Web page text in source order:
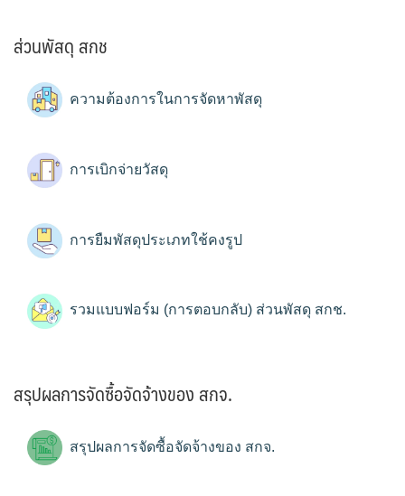
ส่วนพัสดุ สกช
ความต้องการในการจัดหาพัสดุ
การเบิกจ่ายวัสดุ
การยืมพัสดุประเภทใช้คงรูป
รวมแบบฟอร์ม (การตอบกลับ) ส่วนพัสดุ สกช.
สรุปผลการจัดซื้อจัดจ้างของ สกจ.
สรุปผลการจัดซื้อจัดจ้างของ สกจ.